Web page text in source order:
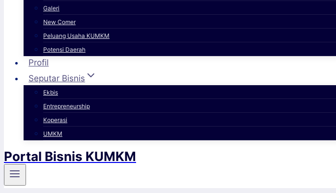
Galeri
New Comer
Peluang Usaha KUMKM
Potensi Daerah
Profil
Seputar Bisnis
Ekbis
Entrepreneurship
Koperasi
UMKM
Portal Bisnis KUMKM